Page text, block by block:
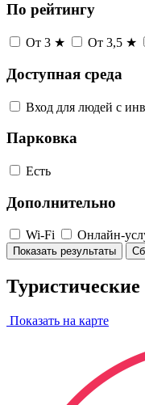
По рейтингу
От 3 ★ От 3,5 ★
Доступная среда
Вход для людей с
Парковка
Есть
Дополнительно
Wi-Fi Онлайн-
Показать результаты
Туристические
Показать на карте